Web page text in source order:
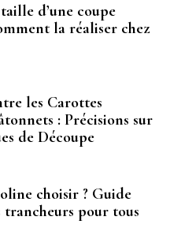
d’une coupe
la réaliser chez
les Carottes
: Précisions sur
de Découpe
choisir ? Guide
trancheurs pour tous